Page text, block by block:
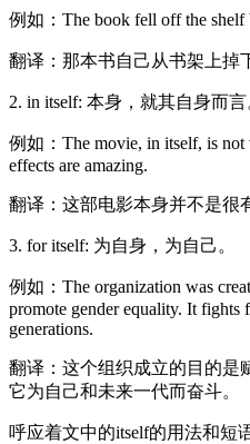
例如：The book fell off the shelf
翻译：那本书自己从书架上掉
2. in itself: 本身，就其自身而言
例如：The movie, in itself, is not
effects are amazing.
翻译：这部电影本身并不是很
3. for itself: 为自身，为自己。
例如：The organization was
promote gender equality. It fights
generations.
翻译：这个组织成立的目的是
它为自己和未来一代而奋斗。
呼应着文中的itself的用法和短